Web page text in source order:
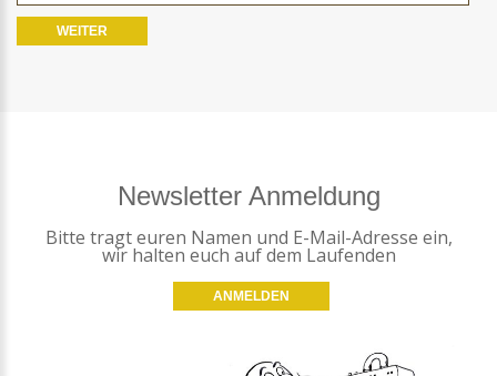
Newsletter Anmeldung
Bitte tragt euren Namen und E-Mail-Adresse ein,
wir halten euch auf dem Laufenden
ANMELDEN